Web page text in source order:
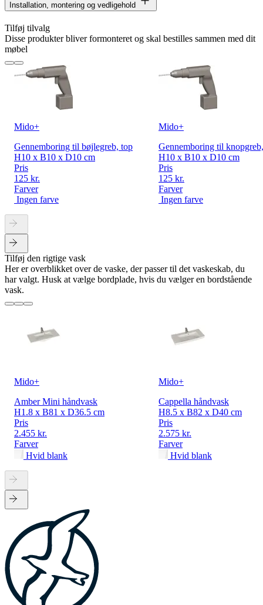
Installation, montering og vedligehold
Tilføj tilvalg
Disse produkter bliver formonteret og skal bestilles sammen med dit
møbel
Mido+
Gennemboring til bøjlegreb, top
H10 x B10 x D10 cm
Pris
125 kr.
Farver
Ingen farve
Mido+
Gennemboring til
H10 x B10 x D10 cm
Pris
125 kr.
Farver
Ingen farve
Tilføj den rigtige vask
Her er overblikket over de vaske, der passer til det vaskeskab, du
har valgt. Husk at vælge bordplade, hvis du vælger en bordstående
vask.
Mido+
Amber Mini håndvask
H1.8 x B81 x D36.5 cm
Pris
2.455 kr.
Farver
Hvid blank
Mido+
Cappella håndvask
H8.5 x B82 x D40 cm
Pris
2.575 kr.
Farver
Hvid blank